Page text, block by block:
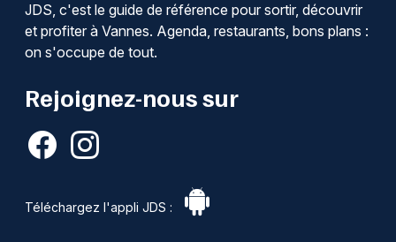
JDS, c'est le guide de référence pour sortir, découvrir
et profiter à Vannes. Agenda, restaurants, bons plans :
on s'occupe de tout.
Rejoignez-nous sur
Téléchargez l'appli JDS :